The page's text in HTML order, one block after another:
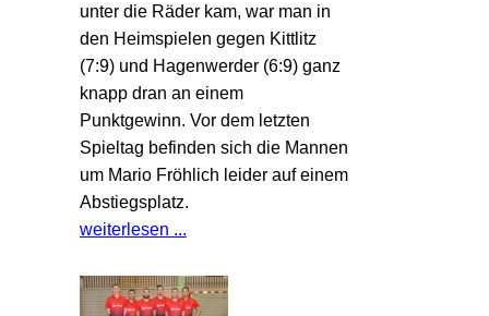
unter die Räder kam, war man in
den Heimspielen gegen Kittlitz
(7:9) und Hagenwerder (6:9) ganz
knapp dran an einem
Punktgewinn. Vor dem letzten
Spieltag befinden sich die Mannen
um Mario Fröhlich leider auf einem
Abstiegsplatz.
weiterlesen ...